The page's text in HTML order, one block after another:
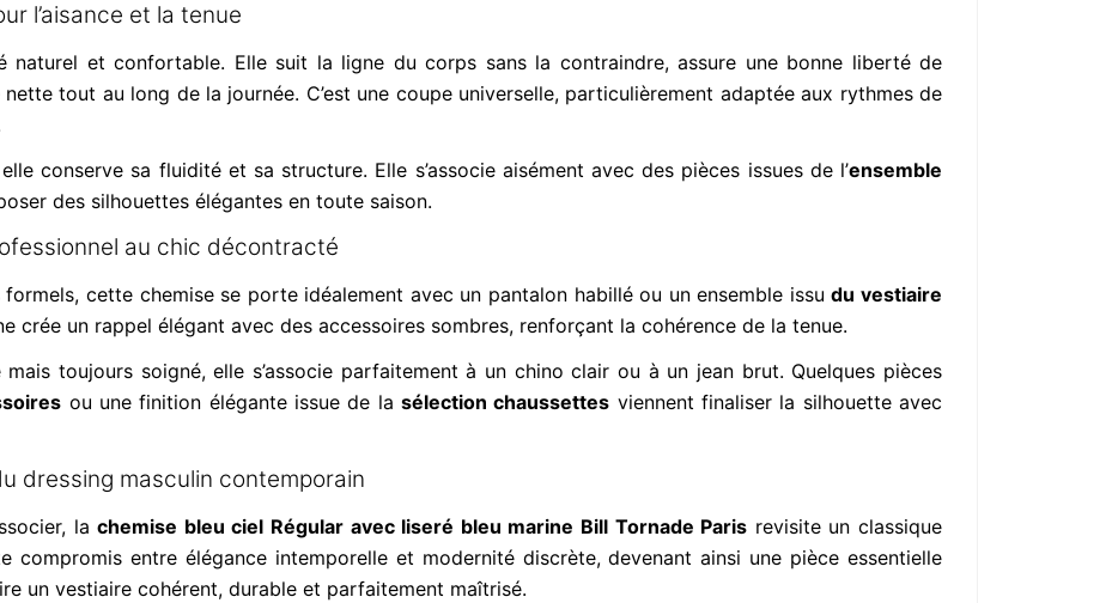
l’aisance et la tenue
naturel et confortable. Elle suit la ligne du corps sans la contraindre, assure une bonne liberté de
tout au long de la journée. C’est une coupe universelle, particulièrement adaptée aux rythmes de
conserve sa fluidité et sa structure. Elle s’associe aisément avec des pièces issues de l’ensemble
des silhouettes élégantes en toute saison.
au chic décontracté
cette chemise se porte idéalement avec un pantalon habillé ou un ensemble issudu vestiaire
crée un rappel élégant avec des accessoires sombres, renforçant la cohérence de la tenue.
toujours soigné, elle s’associe parfaitement à un chino clair ou à un jean brut. Quelques pièces
ou une finition élégante issue de lasélection chaussettes viennent finaliser la silhouette avec
dressing masculin contemporain
lachemise bleu ciel Régular avec liseré bleu marine Bill Tornade Paris revisite un classique
compromis entre élégance intemporelle et modernité discrète, devenant ainsi une pièce essentielle
un vestiaire cohérent, durable et parfaitement maîtrisé.